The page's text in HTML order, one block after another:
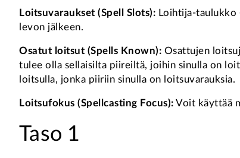
Loitsuvaraukset (Spell Slots): Loihtija-taulukko
levon jälkeen.
Osatut loitsut (Spells Known): Osattujen
tulee olla sellaisilta piireiltä, joihin sinulla on
loitsulla, jonka piiriin sinulla on loitsuvarauksia.
Loitsufokus (Spellcasting Focus): Voit käyttää
Taso 1